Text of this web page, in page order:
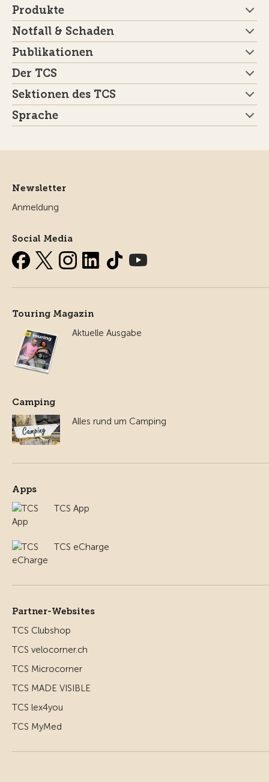
Produkte
Notfall & Schaden
Publikationen
Der TCS
Sektionen des TCS
Sprache
Newsletter
Anmeldung
Social Media
Touring Magazin
Aktuelle Ausgabe
Camping
Alles rund um Camping
Apps
TCS App
TCS eCharge
Partner-Websites
TCS Clubshop
TCS velocorner.ch
TCS Microcorner
TCS MADE VISIBLE
TCS lex4you
TCS MyMed